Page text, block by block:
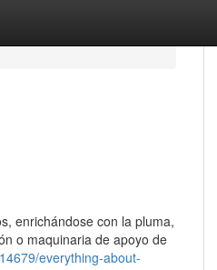
enrichándose con la pluma,
o maquinaria de apoyo de
everything-about-